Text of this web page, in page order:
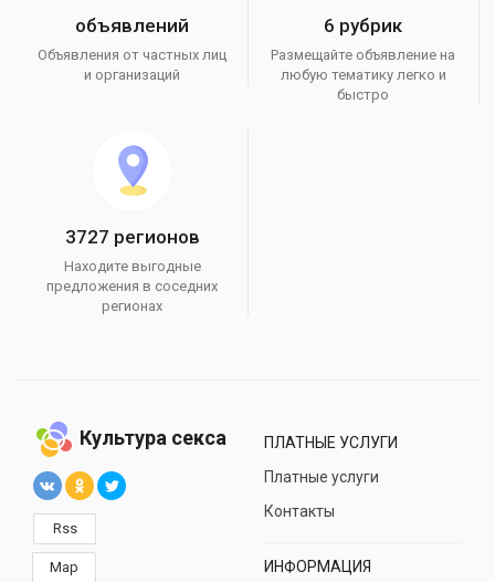
объявлений
Объявления от частных лиц
и организаций
6 рубрик
Размещайте объявление на
любую тематику легко и
быстро
3727 регионов
Находите выгодные
предложения в соседних
регионах
Культура секса
Rss
Map
ПЛАТНЫЕ УСЛУГИ
Платные услуги
Контакты
ИНФОРМАЦИЯ